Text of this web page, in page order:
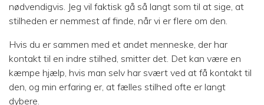
nødvendigvis. Jeg vil faktisk gå så langt som til at sige, at
stilheden er nemmest af finde, når vi er flere om den.
Hvis du er sammen med et andet menneske, der har
kontakt til en indre stilhed, smitter det. Det kan være en
kæmpe hjælp, hvis man selv har svært ved at få kontakt til
den, og min erfaring er, at fælles stilhed ofte er langt
dybere.